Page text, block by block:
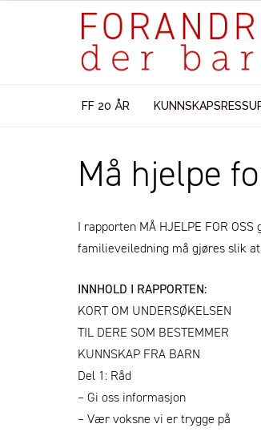
FF 20 ÅR
Må hjelpe
I rapporten MÅ HJELPE FOR
familieveiledning må gjøres slik
INNHOLD I RAPPORTEN:
KORT OM UNDERSØKELSEN
TIL DERE SOM BESTEMMER
KUNNSKAP FRA BARN
Del 1: Råd
– Gi oss informasjon
– Vær voksne vi er trygge på